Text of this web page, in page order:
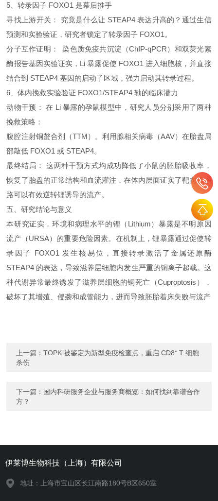
5、转录因子 FOXO1 是幕后推手
寻找上游开关： 究竟是什么让 STEAP4 表达升高的？通过生信
预测和实验验证，研究者锁定了转录因子 FOXO1。
分子互作证明： 染色质免疫共沉淀（ChIP-qPCR）和双荧光素
酶报告基因实验证实，Li 暴露促使 FOXO1 进入细胞核，并直接
结合到 STEAP4 基因的启动子区域，强力启动其转录过程。
6、体内挽救实验验证 FOXO1/STEAP4 轴的临床潜力
动物干预： 在 Li 暴露的孕鼠模型中，研究人员分别采用了两种
挽救策略：
腹腔注射铜螯合剂（TTM）。利用腺相关病毒（AAV）在胎盘局
部敲低 FOXO1 或 STEAP4。
最终结局： 这两种干预方式均成功降低了小鼠的胚胎吸收率，
恢复了胎盘的正常结构和血流灌注，在体内层面证实了靶向该通
路可以有效逆转锂诱导的流产。
五、研究结论与意义
本研究证实，环境和病理水平的锂（Lithium）暴露是不明原因
流产（URSA）的重要危险因素。在机制上，锂暴露通过促使转
录因子 FOXO1 发生核易位，直接转录激活了金属还原酶
STEAP4 的表达，导致滋养层细胞内发生严重的铜离子超载。这
种代谢异常最终诱发了滋养层细胞的铜死亡（Cuproptosis），
破坏了其增殖、侵袭和成管能力，进而导致胚胎着床失败与流产
上一篇：TOPK 被鉴定为新型免疫检查点，重启 CD8⁺ T 细胞
杀伤
下一篇： 国内科研服务企业与服务商概览：如何找到靠谱合作
方？
伊莱博生物科技（上海）有限公司
地址：上海市宝山区长江南路180号B区650室